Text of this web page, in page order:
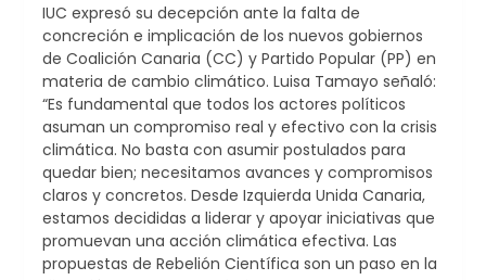
IUC expresó su decepción ante la falta de
concreción e implicación de los nuevos gobiernos
de Coalición Canaria (CC) y Partido Popular (PP) en
materia de cambio climático. Luisa Tamayo señaló:
“Es fundamental que todos los actores políticos
asuman un compromiso real y efectivo con la crisis
climática. No basta con asumir postulados para
quedar bien; necesitamos avances y compromisos
claros y concretos. Desde Izquierda Unida Canaria,
estamos decididas a liderar y apoyar iniciativas que
promuevan una acción climática efectiva. Las
propuestas de Rebelión Científica son un paso en la